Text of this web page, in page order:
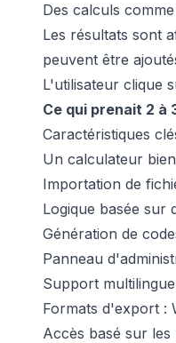
Des calculs
Les résultats sont
peuvent être
L'utilisateur clique
Ce qui prenait 2 à
Caractéristiques
Un calculateur
Importation de
Logique basée sur
Génération de
Panneau
Support
Formats d'export :
Accès basé sur les